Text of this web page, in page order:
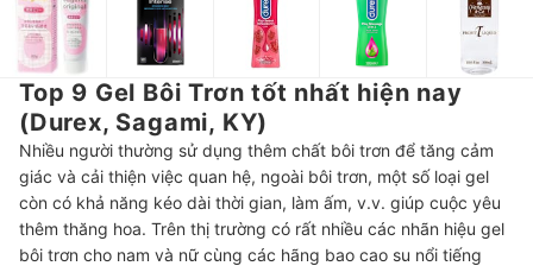
Top 9 Gel Bôi Trơn tốt nhất hiện nay
(Durex, Sagami, KY)
Nhiều người thường sử dụng thêm chất bôi trơn để tăng cảm
giác và cải thiện việc quan hệ, ngoài bôi trơn, một số loại gel
còn có khả năng kéo dài thời gian, làm ấm, v.v. giúp cuộc yêu
thêm thăng hoa. Trên thị trường có rất nhiều các nhãn hiệu gel
bôi trơn cho nam và nữ cùng các hãng bao cao su nổi tiếng